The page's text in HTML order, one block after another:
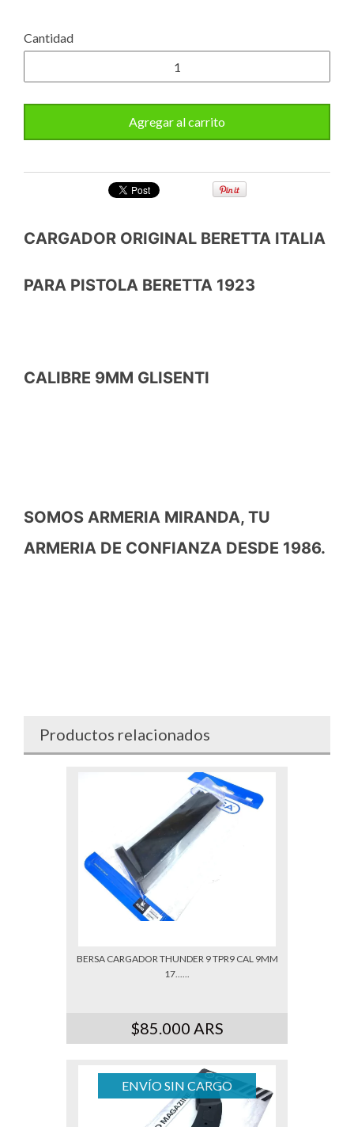
Cantidad
CARGADOR ORIGINAL BERETTA ITALIA
PARA PISTOLA BERETTA 1923
CALIBRE 9MM GLISENTI
SOMOS ARMERIA MIRANDA, TU
ARMERIA DE CONFIANZA DESDE 1986.
Productos relacionados
BERSA CARGADOR THUNDER 9 TPR9 CAL 9MM
17......
$85.000 ARS
ENVÍO SIN CARGO